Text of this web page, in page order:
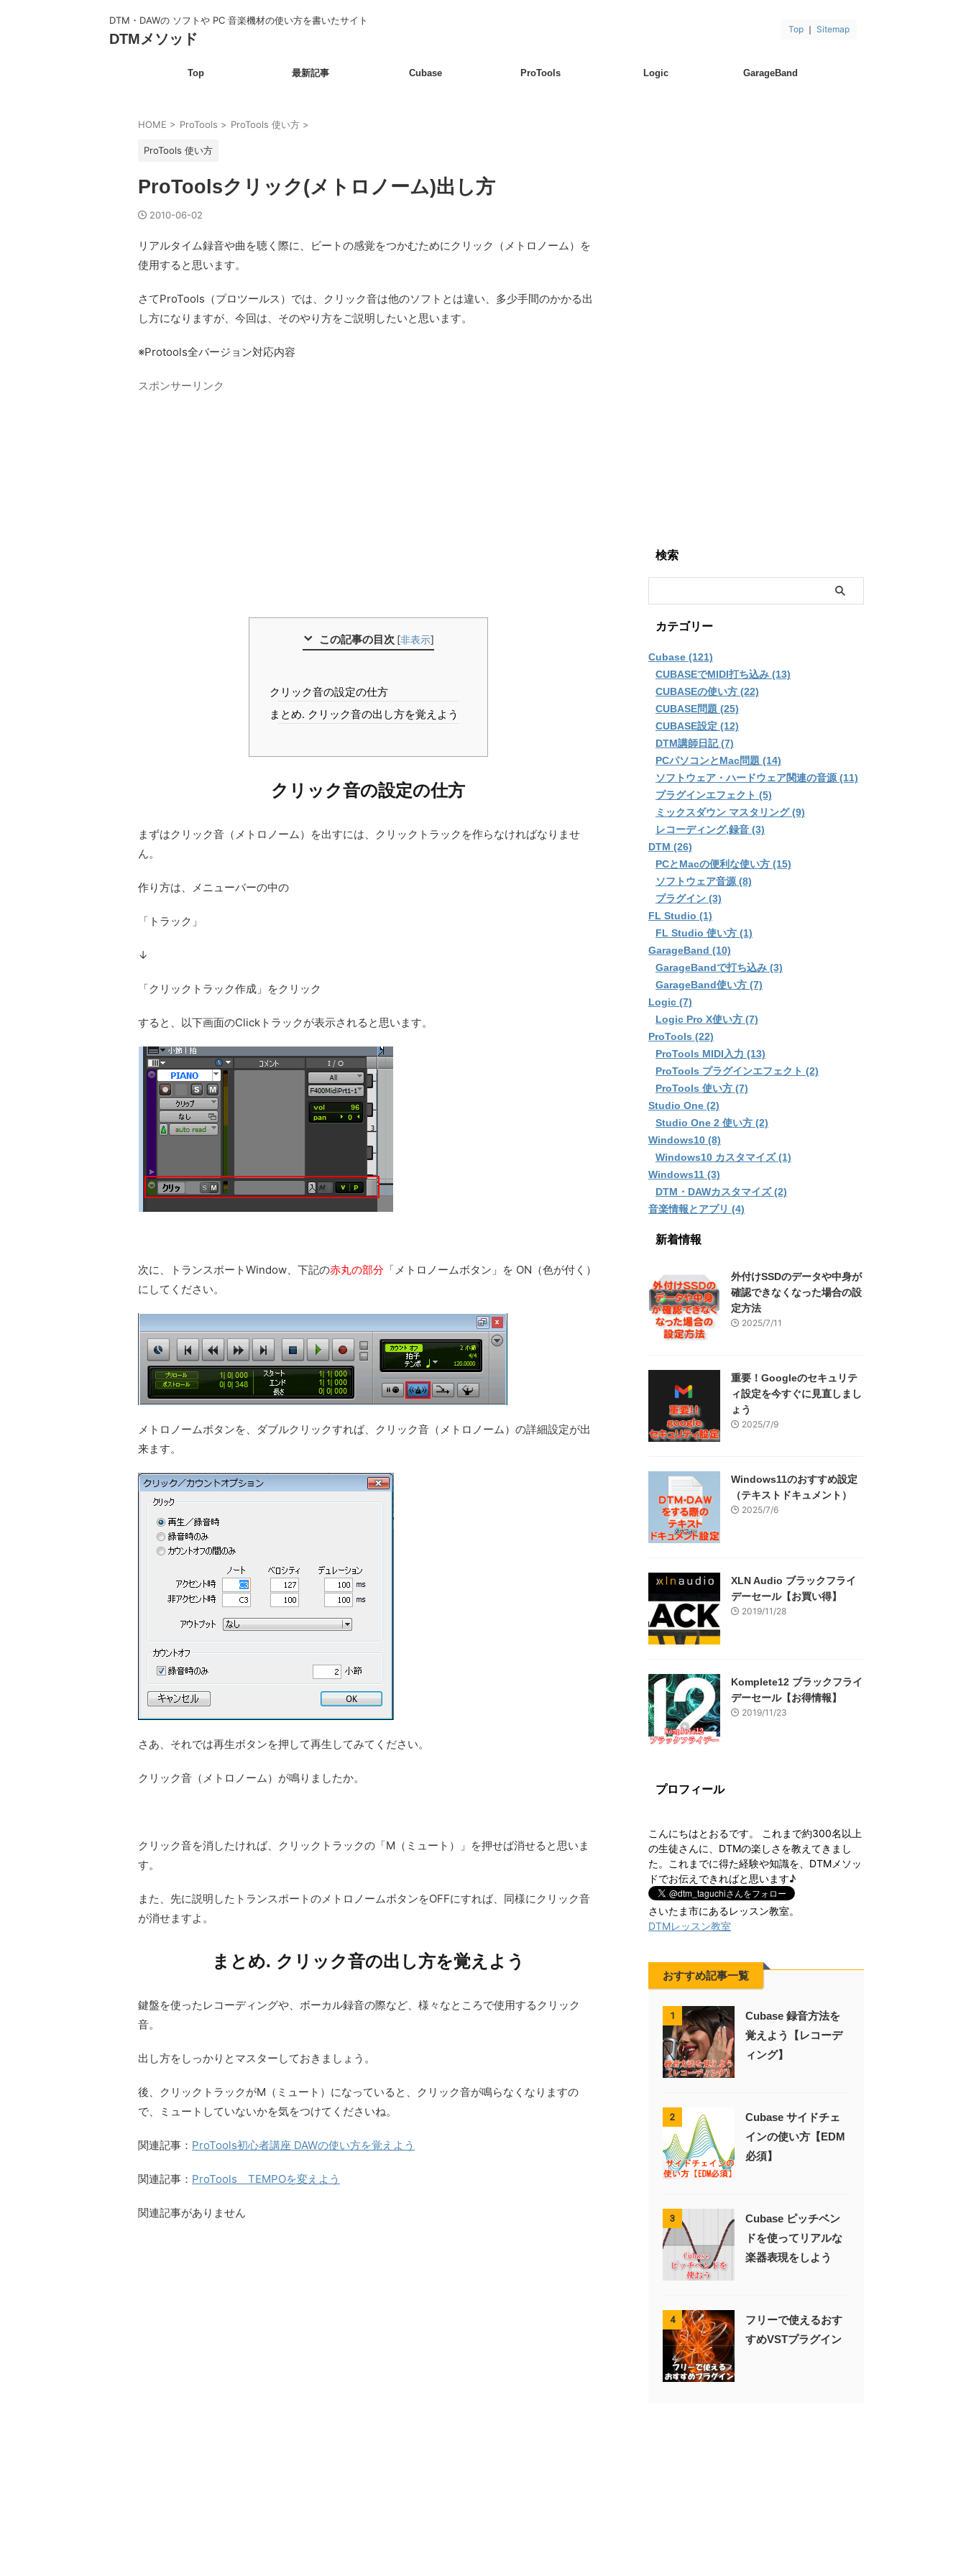
DTM・DAWの ソフトや PC 音楽機材の使い方を書いたサイト
DTMメソッド
Top ｜ Sitemap
Top 最新記事 Cubase ProTools Logic GarageBand
HOME > ProTools > ProTools 使い方 >
ProTools 使い方
ProToolsクリック(メトロノーム)出し方
2010-06-02
リアルタイム録音や曲を聴く際に、ビートの感覚をつかむためにクリック（メトロノーム）を
使用すると思います。
さてProTools（プロツールス）では、クリック音は他のソフトとは違い、多少手間のかかる出
し方になりますが、今回は、そのやり方をご説明したいと思います。
※Protools全バージョン対応内容
スポンサーリンク
この記事の目次 [非表示]
クリック音の設定の仕方
まとめ. クリック音の出し方を覚えよう
クリック音の設定の仕方
まずはクリック音（メトロノーム）を出すには、クリックトラックを作らなければなりませ
ん。
作り方は、メニューバーの中の
「トラック」
↓
「クリックトラック作成」をクリック
すると、以下画面のClickトラックが表示されると思います。
次に、トランスポートWindow、下記の赤丸の部分 「メトロノームボタン」を ON（色が付く）
にしてください。
メトロノームボタンを、ダブルクリックすれば、クリック音（メトロノーム）の詳細設定が出
来ます。
さあ、それでは再生ボタンを押して再生してみてください。
クリック音（メトロノーム）が鳴りましたか。
クリック音を消したければ、クリックトラックの「M（ミュート）」を押せば消せると思いま
す。
また、先に説明したトランスポートのメトロノームボタンをOFFにすれば、同様にクリック音
が消せますよ。
まとめ. クリック音の出し方を覚えよう
鍵盤を使ったレコーディングや、ボーカル録音の際など、様々なところで使用するクリック
音。
出し方をしっかりとマスターしておきましょう。
後、クリックトラックがM（ミュート）になっていると、クリック音が鳴らなくなりますの
で、ミュートしていないかを気をつけてくださいね。
関連記事： ProTools初心者講座 DAWの使い方を覚えよう
関連記事： ProTools TEMPOを変えよう
関連記事がありません
検索
カテゴリー
Cubase (121)
CUBASEでMIDI打ち込み (13)
CUBASEの使い方 (22)
CUBASE問題 (25)
CUBASE設定 (12)
DTM講師日記 (7)
PCパソコンとMac問題 (14)
ソフトウェア・ハードウェア関連の音源 (11)
プラグインエフェクト (5)
ミックスダウン マスタリング (9)
レコーディング,録音 (3)
DTM (26)
PCとMacの便利な使い方 (15)
ソフトウェア音源 (8)
プラグイン (3)
FL Studio (1)
FL Studio 使い方 (1)
GarageBand (10)
GarageBandで打ち込み (3)
GarageBand使い方 (7)
Logic (7)
Logic Pro X使い方 (7)
ProTools (22)
ProTools MIDI入力 (13)
ProTools プラグインエフェクト (2)
ProTools 使い方 (7)
Studio One (2)
Studio One 2 使い方 (2)
Windows10 (8)
Windows10 カスタマイズ (1)
Windows11 (3)
DTM・DAWカスタマイズ (2)
音楽情報とアプリ (4)
新着情報
外付けSSDのデータや中身が
確認できなくなった場合の設
定方法
2025/7/11
重要！Googleのセキュリテ
ィ設定を今すぐに見直しまし
ょう
2025/7/9
Windows11のおすすめ設定
（テキストドキュメント）
2025/7/6
XLN Audio ブラックフライ
デーセール【お買い得】
2019/11/28
Komplete12 ブラックフライ
デーセール【お得情報】
2019/11/23
プロフィール
こんにちはとおるです。 これまで約300名以上
の生徒さんに、DTMの楽しさを教えてきまし
た。これまでに得た経験や知識を、DTMメソッ
ドでお伝えできればと思います♪
さいたま市にあるレッスン教室。
DTMレッスン教室
おすすめ記事一覧
1
Cubase 録音方法を
覚えよう【レコーデ
ィング】
2
Cubase サイドチェ
インの使い方【EDM
必須】
3
Cubase ピッチベン
ドを使ってリアルな
楽器表現をしよう
4
フリーで使えるおす
すめVSTプラグイン